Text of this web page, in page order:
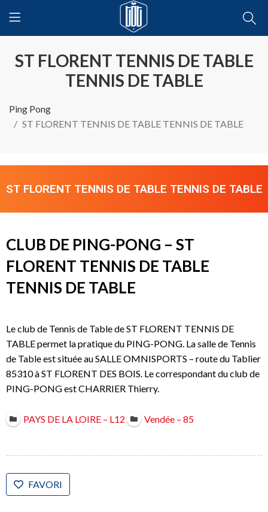
ST FLORENT TENNIS DE TABLE
TENNIS DE TABLE
Ping Pong
ST FLORENT TENNIS DE TABLE TENNIS DE TABLE
ST FLORENT TENNIS DE TABLE TENNIS DE TABLE
CLUB DE PING-PONG – ST
FLORENT TENNIS DE TABLE
TENNIS DE TABLE
Le club de Tennis de Table de ST FLORENT TENNIS DE
TABLE permet la pratique du PING-PONG. La salle de Tennis
de Table est située au SALLE OMNISPORTS – route du Tablier
85310 à ST FLORENT DES BOIS. Le correspondant du club de
PING-PONG est CHARRIER Thierry.
PAYS DE LA LOIRE – L12 Vendée – 85
FAVORI